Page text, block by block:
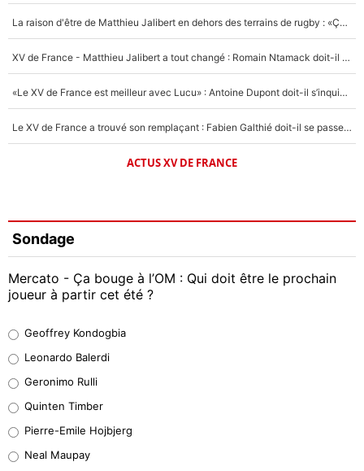
La raison d'être de Matthieu Jalibert en dehors des terrains de rugby : «Ça m'atteint autant que si tu touches à un membre de ma famille»
XV de France - Matthieu Jalibert a tout changé : Romain Ntamack doit-il s’inquiéter pour sa place à un an de la Coupe du monde ?
«Le XV de France est meilleur avec Lucu» : Antoine Dupont doit-il s’inquiéter pour sa place ?
Le XV de France a trouvé son remplaçant : Fabien Galthié doit-il se passer d'Antoine Dupont ?
ACTUS XV DE FRANCE
Sondage
Mercato - Ça bouge à l’OM : Qui doit être le prochain
joueur à partir cet été ?
38%
32%
5%
Geoffrey Kondogbia
Leonardo Balerdi
Geronimo Rulli
Quinten Timber
Pierre-Emile Hojbjerg
Neal Maupay